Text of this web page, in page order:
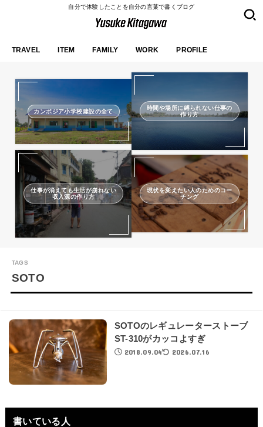
自分で体験したことを自分の言葉で書くブログ
TRAVEL ITEM FAMILY WORK PROFILE
カンボジア小学校建設の全て
時間や場所に縛られない仕事の
作り方
仕事が消えても生活が崩れない
収入源の作り方
現状を変えたい人のためのコー
チング
SOTO
SOTOのレギュレーターストーブ
ST-310がカッコよすぎ
2018.09.04 2026.07.16
書いている人